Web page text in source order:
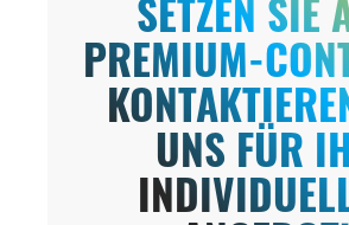
SETZEN SIE
PREMIUM-
UNS FÜR